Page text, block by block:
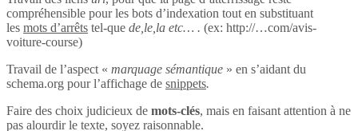
compréhensible pour les bots d’indexation tout en substituant
les mots d’arrêts tel-que de,le,la etc… . (ex: http://…com/avis-
voiture-course)
Travail de l’aspect « marquage sémantique » en s’aidant du
schema.org pour l’affichage de snippets.
Faire des choix judicieux de mots-clés, mais en faisant attention à ne
pas alourdir le texte, soyez raisonnable.